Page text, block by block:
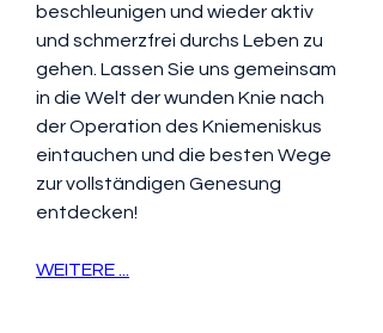
beschleunigen und wieder aktiv
und schmerzfrei durchs Leben zu
gehen. Lassen Sie uns gemeinsam
in die Welt der wunden Knie nach
der Operation des Kniemeniskus
eintauchen und die besten Wege
zur vollständigen Genesung
entdecken!
WEITERE ...